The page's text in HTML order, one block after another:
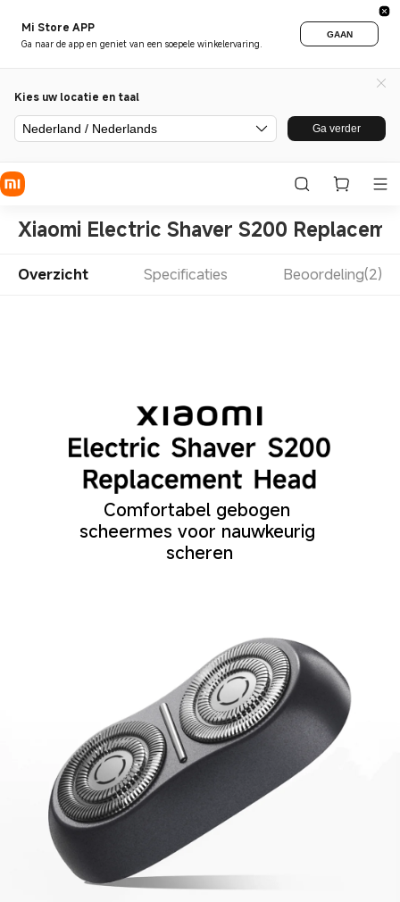
Mi Store APP
Ga naar de app en geniet van een soepele winkelervaring.
GAAN
Kies uw locatie en taal
Nederland / Nederlands Ga verder
Xiaomi Electric Shaver S200
Overzicht Specificaties Beoordeling(2)
Comfortabel gebogen
scheermes voor nauwkeurig
scheren